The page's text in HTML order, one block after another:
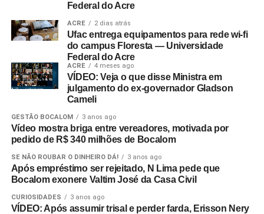
Federal do Acre
ACRE 2 dias atrás
Ufac entrega equipamentos para rede wi-fi
do campus Floresta — Universidade
Federal do Acre
ACRE 4 meses ago
VÍDEO: Veja o que disse Ministra em
julgamento do ex-governador Gladson
Cameli
GESTÃO BOCALOM 3 anos ago
Vídeo mostra briga entre vereadores, motivada por
pedido de R$ 340 milhões de Bocalom
SE NÃO ROUBAR O DINHEIRO DÁ! 3 anos ago
Após empréstimo ser rejeitado, N Lima pede que
Bocalom exonere Valtim José da Casa Civil
CURIOSIDADES 3 anos ago
VÍDEO: Após assumir trisal e perder farda, Erisson Nery